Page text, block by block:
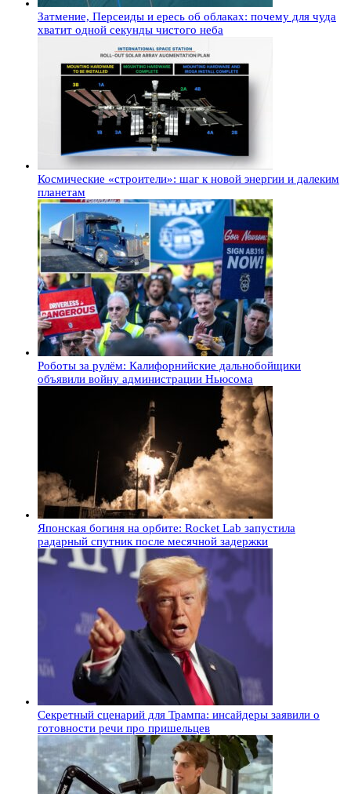
Затмение, Персеиды и ересь об облаках: почему для чуда
хватит одной секунды чистого неба
Космические «строители»: шаг к новой энергии и далеким
планетам
Роботы за рулём: Калифорнийские дальнобойщики
объявили войну администрации Ньюсома
Японская богиня на орбите: Rocket Lab запустила
радарный спутник после месячной задержки
Секретный сценарий для Трампа: инсайдеры заявили о
готовности речи про пришельцев